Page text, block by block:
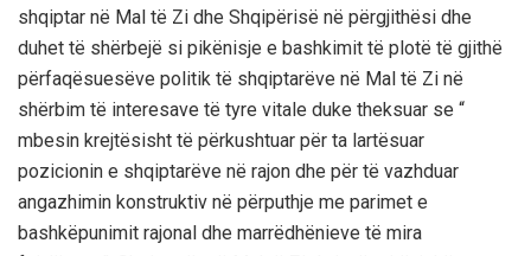
shqiptar në Mal të Zi dhe Shqipërisë në përgjithësi dhe
duhet të shërbejë si pikënisje e bashkimit të plotë të gjithë
përfaqësuesëve politik të shqiptarëve në Mal të Zi në
shërbim të interesave të tyre vitale duke theksuar se “
mbesin krejtësisht të përkushtuar për ta lartësuar
pozicionin e shqiptarëve në rajon dhe për të vazhduar
angazhimin konstruktiv në përputhje me parimet e
bashkëpunimit rajonal dhe marrëdhënieve të mira